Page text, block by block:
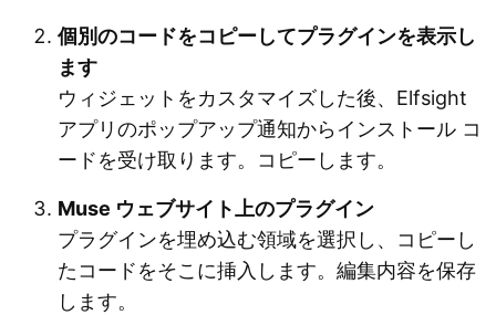
個別のコードをコピーしてプラグインを表示し
ます
ウィジェットをカスタマイズした後、Elfsight
アプリのポップアップ通知からインストール コ
ードを受け取ります。コピーします。
Muse ウェブサイト上のプラグイン
プラグインを埋め込む領域を選択し、コピーし
たコードをそこに挿入します。編集内容を保存
します。